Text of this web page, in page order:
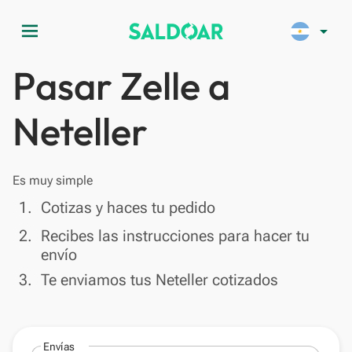
menu arrow_drop_down
Pasar Zelle a
Neteller
Es muy simple
done
1. Cotizas y haces tu pedido
done
2. Recibes las instrucciones para hacer tu
envío
done
3. Te enviamos tus Neteller cotizados
Envías